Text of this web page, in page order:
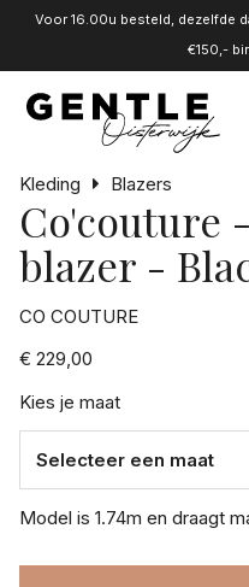
Voor 16.00u besteld, dezelfde
€150,-
Kleding Blazers
Co'couture
blazer -
CO COUTURE
€ 229,00
Kies je maat
Model is 1.74m en draagt